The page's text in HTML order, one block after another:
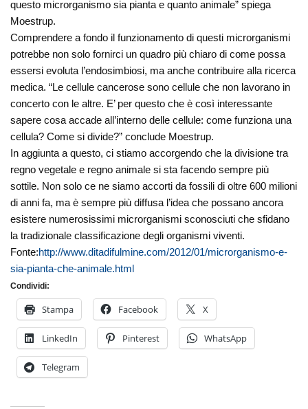
questo microrganismo sia pianta e quanto animale” spiega
Moestrup.
Comprendere a fondo il funzionamento di questi microrganismi
potrebbe non solo fornirci un quadro più chiaro di come possa
essersi evoluta l’endosimbiosi, ma anche contribuire alla ricerca
medica. “Le cellule cancerose sono cellule che non lavorano in
concerto con le altre. E’ per questo che è così interessante
sapere cosa accade all’interno delle cellule: come funziona una
cellula? Come si divide?” conclude Moestrup.
In aggiunta a questo, ci stiamo accorgendo che la divisione tra
regno vegetale e regno animale si sta facendo sempre più
sottile. Non solo ce ne siamo accorti da fossili di oltre 600 milioni
di anni fa, ma è sempre più diffusa l’idea che possano ancora
esistere numerosissimi microrganismi sconosciuti che sfidano
la tradizionale classificazione degli organismi viventi.
Fonte:http://www.ditadifulmine.com/2012/01/microrganismo-e-
sia-pianta-che-animale.html
Condividi:
Stampa Facebook X
LinkedIn Pinterest WhatsApp
Telegram